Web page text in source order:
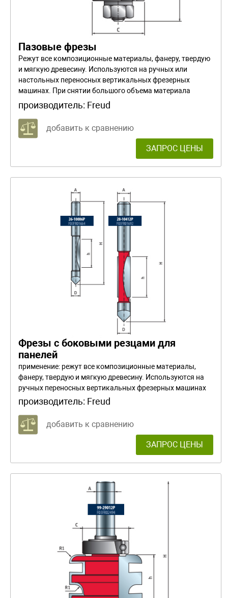
Пазовые фрезы
Режут все композиционные материалы, фанеру, твердую
и мягкую древесину. Используются на ручных или
настольных переносных вертикальных фрезерных
машинах. При снятии большого объема материала
работайте в несколько проходов
производитель: Freud
добавить к сравнению
ЗАПРОС ЦЕНЫ
Фрезы с боковыми резцами для
панелей
применение: режут все композиционные материалы,
фанеру, твердую и мягкую древесину. Используются на
ручных переносных вертикальных фрезерных машинах
для работ по шаблону. При снятии большого объема
материала работайте в несколько проходов.
производитель: Freud
добавить к сравнению
ЗАПРОС ЦЕНЫ